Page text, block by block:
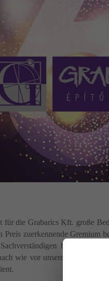
für die Grabarics Kft. große
Preis zuerkennende Gremium
wie vor unseren Partnern,